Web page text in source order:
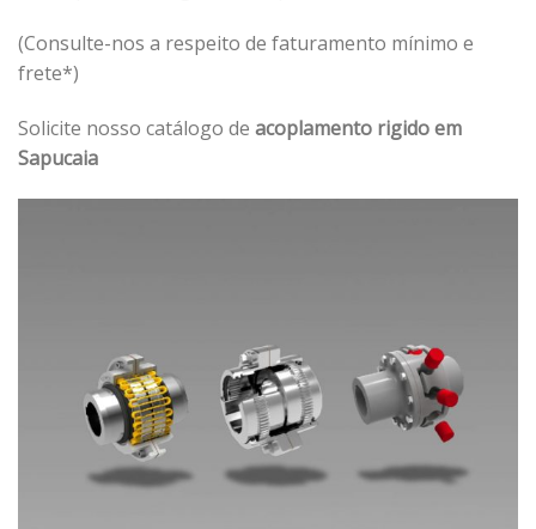
(Consulte-nos a respeito de faturamento mínimo e
frete*)
Solicite nosso catálogo de acoplamento rigido em
Sapucaia